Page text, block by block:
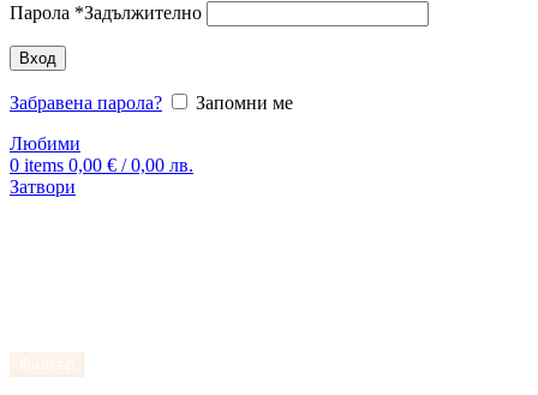
Парола *Задължително
Вход
Забравена парола?
Запомни ме
Любими
0 items 0,00 € / 0,00 лв.
Затвори